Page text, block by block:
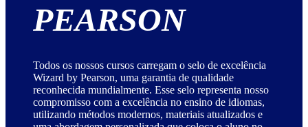
PEARSON
Todos os nossos cursos carregam o selo de excelência
Wizard by Pearson, uma garantia de qualidade
reconhecida mundialmente. Esse selo representa nosso
compromisso com a excelência no ensino de idiomas,
utilizando métodos modernos, materiais atualizados e